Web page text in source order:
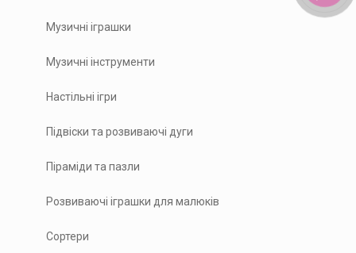
Музичні іграшки
Музичні інструменти
Настільні ігри
Підвіски та розвиваючі дуги
Піраміди та пазли
Розвиваючі іграшки для малюків
Сортери